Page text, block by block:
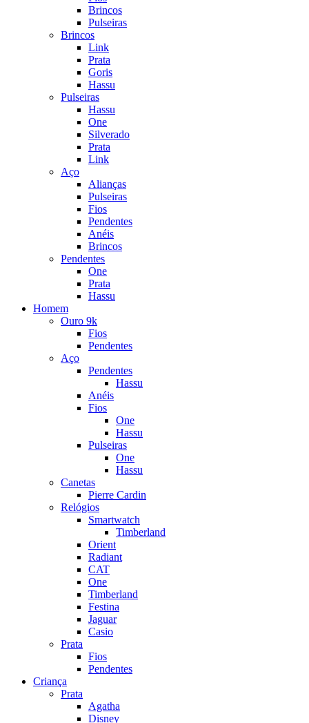
Brincos
Pulseiras
Brincos
Link
Prata
Goris
Hassu
Pulseiras
Hassu
One
Silverado
Prata
Link
Aço
Alianças
Pulseiras
Fios
Pendentes
Anéis
Brincos
Pendentes
One
Prata
Hassu
Homem
Ouro 9k
Fios
Pendentes
Aço
Pendentes
Hassu
Anéis
Fios
One
Hassu
Pulseiras
One
Hassu
Canetas
Pierre Cardin
Relógios
Smartwatch
Timberland
Orient
Radiant
CAT
One
Timberland
Festina
Jaguar
Casio
Prata
Fios
Pendentes
Criança
Prata
Agatha
Disney